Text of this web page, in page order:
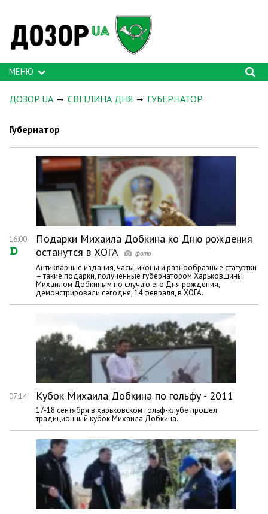
МЕНЮ
ДОЗОР.UA СВІТЛИНА ДНЯ ГУБЕРНАТОР
Губернатор
16:00
Подарки Михаила Добкина ко Дню рождения
останутся в ХОГА
Антикварные издания, часы, иконы и разнообразные статуэтки
– такие подарки, полученные губернатором Харьковщины
Михаилом Добкиным по случаю его Дня рождения,
демонстрировали сегодня, 14 февраля, в ХОГА.
07:14 Кубок Михаила Добкина по гольфу - 2011
17-18 сентября в харьковском гольф-клубе прошел
традиционный кубок Михаила Добкина.